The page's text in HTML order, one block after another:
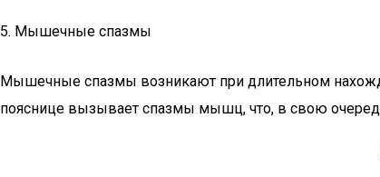
5. Мышечные спазмы
Мышечные спазмы возникают при длительном
пояснице вызывает спазмы мышц, что, в свою